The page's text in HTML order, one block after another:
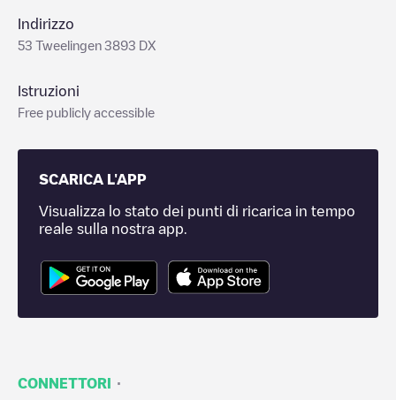
Indirizzo
53 Tweelingen 3893 DX
Istruzioni
Free publicly accessible
SCARICA L'APP
Visualizza lo stato dei punti di ricarica in tempo
reale sulla nostra app.
CONNETTORI ·